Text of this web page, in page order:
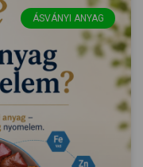
ÁSVÁNYI ANYAG